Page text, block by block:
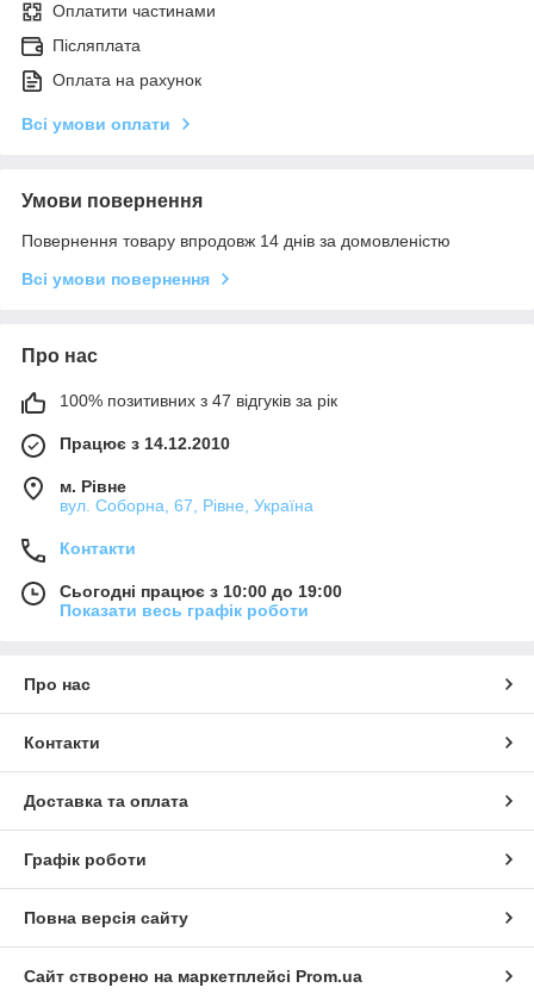
Оплатити частинами
Післяплата
Оплата на рахунок
Всі умови оплати
Умови повернення
Повернення товару впродовж 14 днів за домовленістю
Всі умови повернення
Про нас
100% позитивних з 47 відгуків за рік
Працює з 14.12.2010
м. Рівне
вул. Соборна, 67, Рівне, Україна
Контакти
Сьогодні працює з 10:00 до 19:00
Показати весь графік роботи
Про нас
Контакти
Доставка та оплата
Графік роботи
Повна версія сайту
Сайт створено на маркетплейсі Prom.ua